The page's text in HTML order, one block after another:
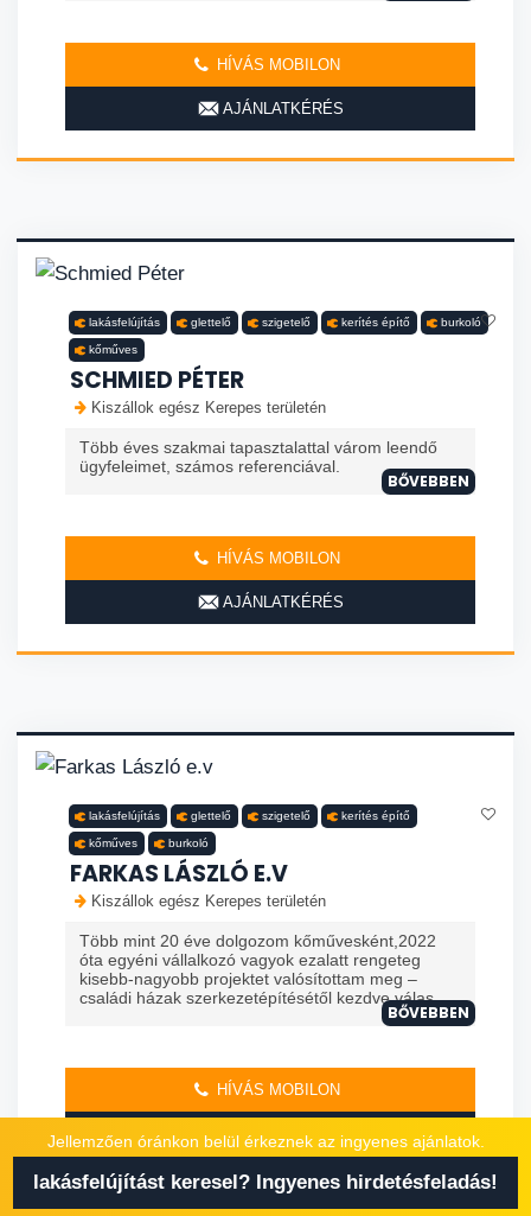
HÍVÁS MOBILON
AJÁNLATKÉRÉS
lakásfelújítás glettelő szigetelő kerítés építő burkoló
kőműves
SCHMIED PÉTER
Kiszállok egész Kerepes területén
Több éves szakmai tapasztalattal várom leendő
ügyfeleimet, számos referenciával.
BŐVEBBEN
HÍVÁS MOBILON
AJÁNLATKÉRÉS
lakásfelújítás glettelő szigetelő kerítés építő
kőműves burkoló
FARKAS LÁSZLÓ E.V
Kiszállok egész Kerepes területén
Több mint 20 éve dolgozom kőművesként,2022
óta egyéni vállalkozó vagyok ezalatt rengeteg
kisebb-nagyobb projektet valósítottam meg –
családi házak szerkezetépítésétől kezdve válas...
BŐVEBBEN
HÍVÁS MOBILON
AJÁNLATKÉRÉS
Jellemzően óránkon belül érkeznek az ingyenes ajánlatok.
lakásfelújítást keresel? Ingyenes hirdetésfeladás!